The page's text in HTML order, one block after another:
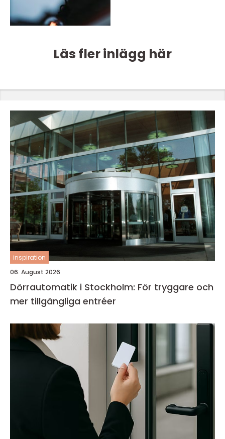
Läs fler inlägg här
inspiration
06. August 2026
Dörrautomatik i Stockholm: För tryggare och
mer tillgängliga entréer